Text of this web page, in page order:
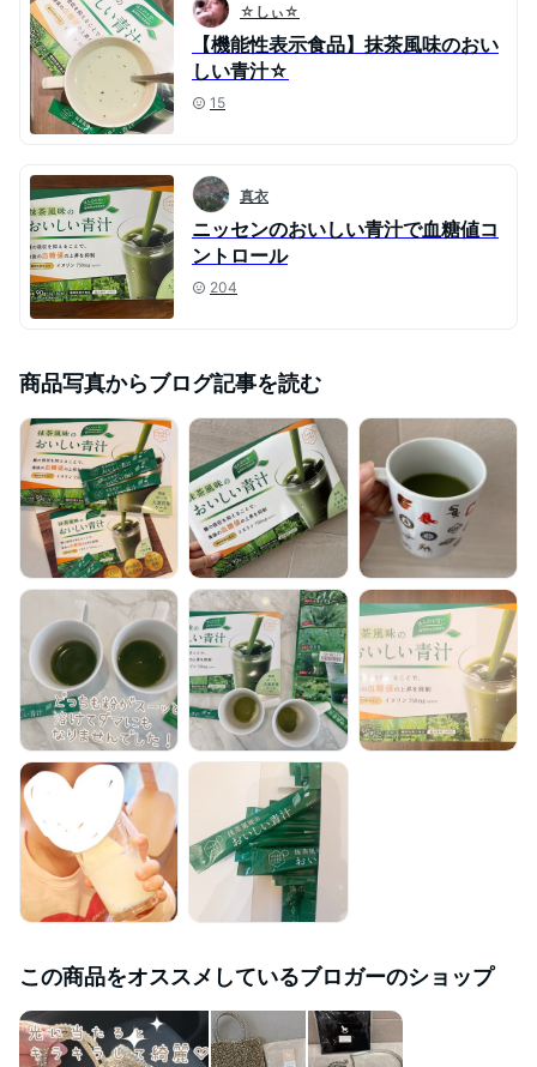
☆しぃ☆
【機能性表示食品】抹茶風味のおい
しい青汁☆
15
真衣
ニッセンのおいしい青汁で血糖値コ
ントロール
204
商品写真からブログ記事を読む
この商品をオススメしているブロガーのショップ